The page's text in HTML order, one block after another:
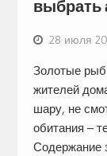
выбрать
28 июля
Золотые
жителей
шару, не
обитания –
Содержание